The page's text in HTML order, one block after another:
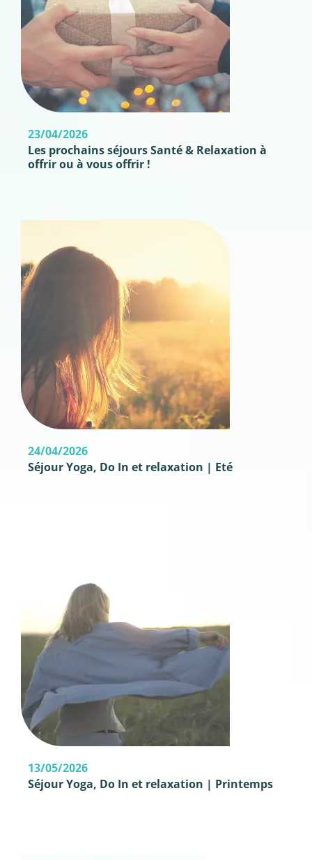
23/04/2026
Les prochains séjours Santé & Relaxation à
offrir ou à vous offrir !
24/04/2026
Séjour Yoga, Do In et relaxation | Eté
13/05/2026
Séjour Yoga, Do In et relaxation | Printemps